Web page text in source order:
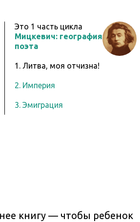
Это 1 часть цикла
Мицкевич: география
поэта
1. Литва, моя отчизна!
2. Империя
3. Эмиграция
книгу — чтобы ребенок